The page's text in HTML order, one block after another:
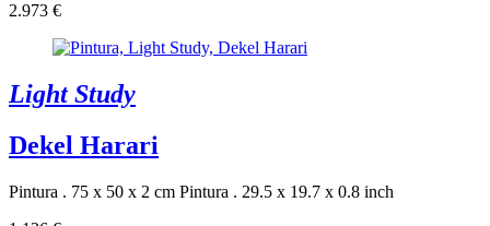
2.973 €
Light Study
Dekel Harari
Pintura . 75 x 50 x 2 cm Pintura . 29.5 x 19.7 x 0.8 inch